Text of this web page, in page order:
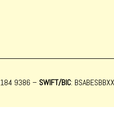
9386 – SWIFT/BIC: